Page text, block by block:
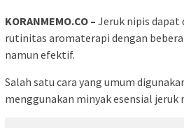
KORANMEMO.CO – Jeruk nipis dapat
rutinitas aromaterapi dengan
namun efektif.
Salah satu cara yang umum
menggunakan minyak esensial jeruk